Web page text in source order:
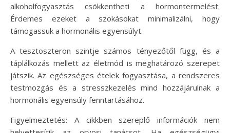
alkoholfogyasztás csökkentheti a hormontermelést.
Érdemes ezeket a szokásokat minimalizálni, hogy
támogassuk a hormonális egyensúlyt.
A tesztoszteron szintje számos tényezőtől függ, és a
táplálkozás mellett az életmód is meghatározó szerepet
játszik. Az egészséges ételek fogyasztása, a rendszeres
testmozgás és a stresszkezelés mind hozzájárulnak a
hormonális egyensúly fenntartásához.
Figyelmeztetés: A cikkben szereplő információk nem